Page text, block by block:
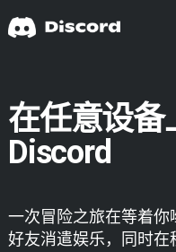
在任意设备
Discord
一次冒险之旅在等着你
好友消遣娱乐，同时在